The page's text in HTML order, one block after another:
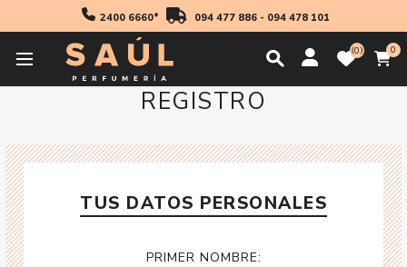
2400 6660* 094 477 886- 094 478 101
0 0
REGISTRO
TUS DATOS PERSONALES
PRIMER NOMBRE: